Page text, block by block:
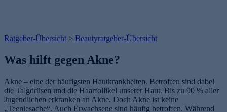
Ratgeber-Übersicht > Beautyratgeber-Übersicht
Was hilft gegen Akne?
Akne – eine der häufigsten Hautkrankheiten. Betroffen sind dabei
die Talgdrüsen und die Haarfollikel unserer Haut. Bis zu 90 % aller
Jugendlichen erkranken an Akne. Doch Akne ist keine
„Teeniesache“. Auch Erwachsene sind häufig betroffen. Während